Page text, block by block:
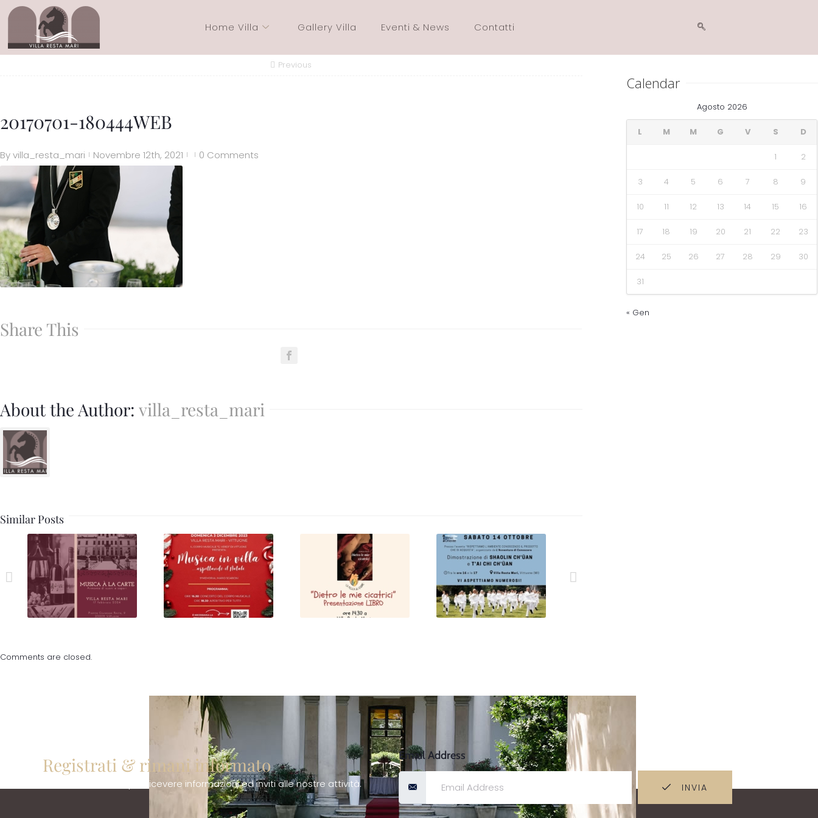
Home Villa Gallery Villa Eventi & News Contatti
Previous
20170701-180444WEB
Byvilla_resta_mari | Novembre 12th, 2021 | | 0 Comments
Share This
About the Author: villa_resta_mari
Similar Posts
FAI “Musica à la Carte” Corpo Musicale
Giuseppe Verdi
L’avventura di
conoscere: ospite
L’avventura di
conoscere… mente e
Comments are closed.
Calendar
Agosto 2026
L M M G V S D
1 2
3 4 5 6 7 8 9
10 11 12 13 14 15 16
17 18 19 20 21 22 23
24 25 26 27 28 29 30
31
« Gen
Registrati & rimani informato
Lascia la tua email per ricevere informazioni ed inviti alle nostre attività.
Email Address
INVIA